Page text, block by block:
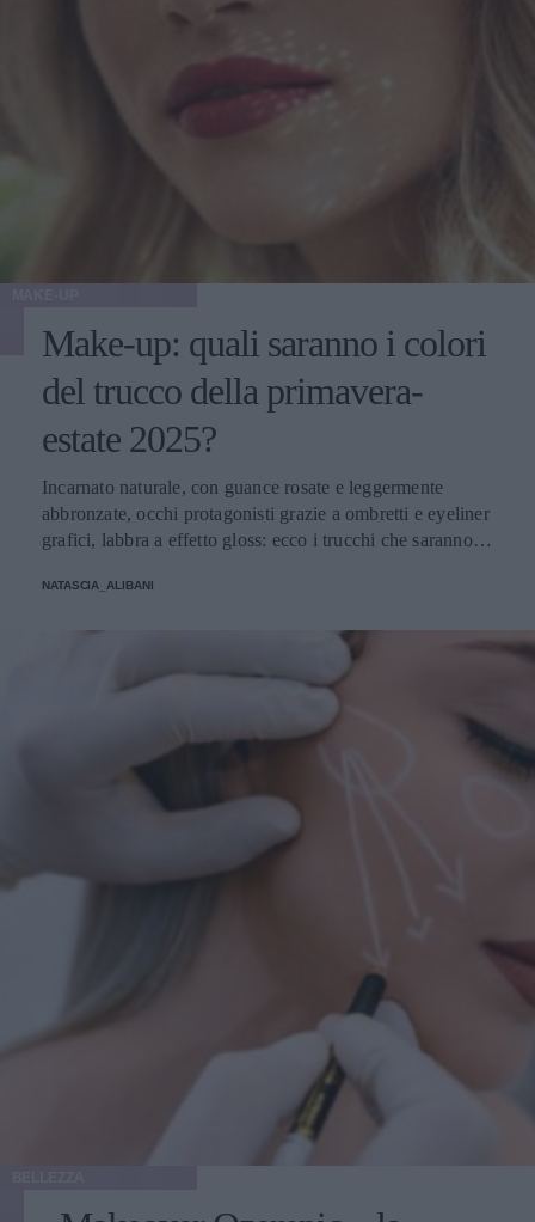
Make-up: quali saranno i colori
del trucco della primavera-
estate 2025?
Incarnato naturale, con guance rosate e leggermente
abbronzate, occhi protagonisti grazie a ombretti e eyeliner
grafici, labbra a effetto gloss: ecco i trucchi che saranno
NATASCIA_ALIBANI